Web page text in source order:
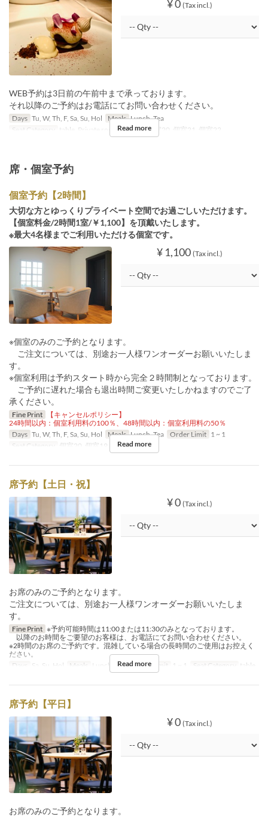
¥ 0 (Tax incl.)
WEB予約は3日前の午前中まで承っております。
それ以降のご予約はお電話にてお問い合わせください。
Days Tu, W, Th, F, Sa, Su, Hol Meals Lunch, Tea
Seat Category
table, Private room, 個室19, 個室20, 個室21, 個室22
Read more
席・個室予約
個室予約【2時間】
大切な方とゆっくりプライベート空間でお過ごしいただけます。
【個室料金/2時間1室/￥1,100】を頂戴いたします。
※最大4名様までご利用いただける個室です。
¥ 1,100 (Tax incl.)
※個室のみのご予約となります。
ご注文については、別途お一人様ワンオーダーお願いいたしま
す。
※個室利用は予約スタート時から完全２時間制となっております。
ご予約に遅れた場合も退出時間ご変更いたしかねますのでご了
承ください。
Fine Print
【キャンセルポリシー】
24時間以内：個室利用料の100％、48時間以内：個室利用料の50％
Days Tu, W, Th, F, Sa, Su, Hol Meals Lunch, Tea Order Limit 1 ~ 1
Seat Category
個室20, 個室19, 個室21, 個室22
Read more
席予約【土日・祝】
¥ 0 (Tax incl.)
お席のみのご予約となります。
ご注文については、別途お一人様ワンオーダーお願いいたしま
す。
Fine Print ※予約可能時間は11:00または11:30のみとなっております。
以降のお時間をご要望のお客様は、お電話にてお問い合わせください。
※2時間のお席のご予約です。混雑している場合の長時間のご使用はお控えく
ださい。
Days
Sa, Su, Hol Meals Lunch, Tea Order Limit 1 ~ 1 Seat Category table
Read more
席予約【平日】
¥ 0 (Tax incl.)
お席のみのご予約となります。